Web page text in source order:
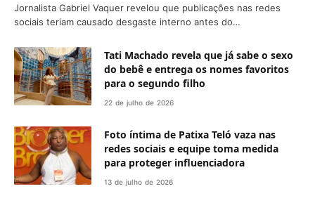
Jornalista Gabriel Vaquer revelou que publicações nas redes
sociais teriam causado desgaste interno antes do…
Tati Machado revela que já sabe o sexo
do bebê e entrega os nomes favoritos
para o segundo filho
22 de julho de 2026
Foto íntima de Patixa Teló vaza nas
redes sociais e equipe toma medida
para proteger influenciadora
13 de julho de 2026